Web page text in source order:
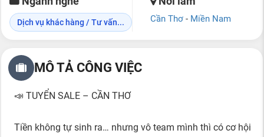
Dịch vụ khác hàng / Tư vấn... Cần Thơ - Miền Nam
MÔ TẢ CÔNG VIỆC
📣 TUYỂN SALE – CẦN THƠ
Tiền không tự sinh ra… nhưng vô team mình thì có cơ hội